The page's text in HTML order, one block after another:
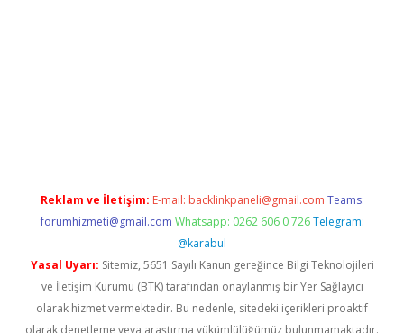
Reklam ve İletişim: E-mail: backlinkpaneli@gmail.com Teams:
forumhizmeti@gmail.com Whatsapp: 0262 606 0 726 Telegram:
@karabul
Yasal Uyarı: Sitemiz, 5651 Sayılı Kanun gereğince Bilgi Teknolojileri
ve İletişim Kurumu (BTK) tarafından onaylanmış bir Yer Sağlayıcı
olarak hizmet vermektedir. Bu nedenle, sitedeki içerikleri proaktif
olarak denetleme veya araştırma yükümlülüğümüz bulunmamaktadır.